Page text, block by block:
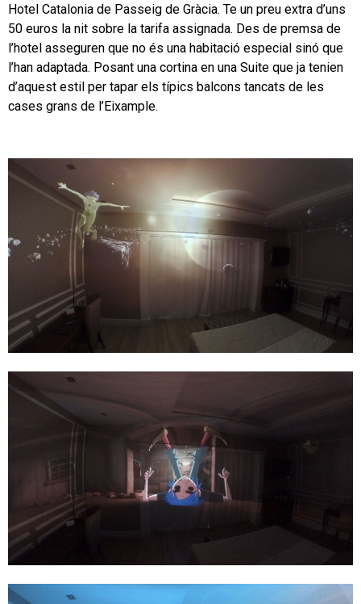
Hotel Catalonia de Passeig de Gràcia. Te un preu extra d’uns
50 euros la nit sobre la tarifa assignada. Des de premsa de
l’hotel asseguren que no és una habitació especial sinó que
l’han adaptada. Posant una cortina en una Suite que ja tenien
d’aquest estil per tapar els típics balcons tancats de les
cases grans de l’Eixample.